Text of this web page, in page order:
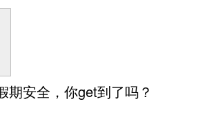
期安全，你get到了吗？